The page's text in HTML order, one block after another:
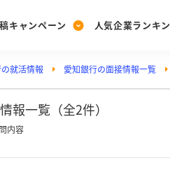
キャンペーン
Post
投稿する
人気企業ランキ
Ranking
ランキングを見る
Vote
PickUp
注目の企業特集
就活情報 愛知銀行の面接情報一覧
報一覧（全2件）
内容